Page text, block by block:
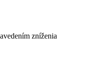
zníženia